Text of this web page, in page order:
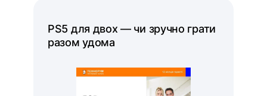
PS5 для двох — чи зручно грати
разом удома